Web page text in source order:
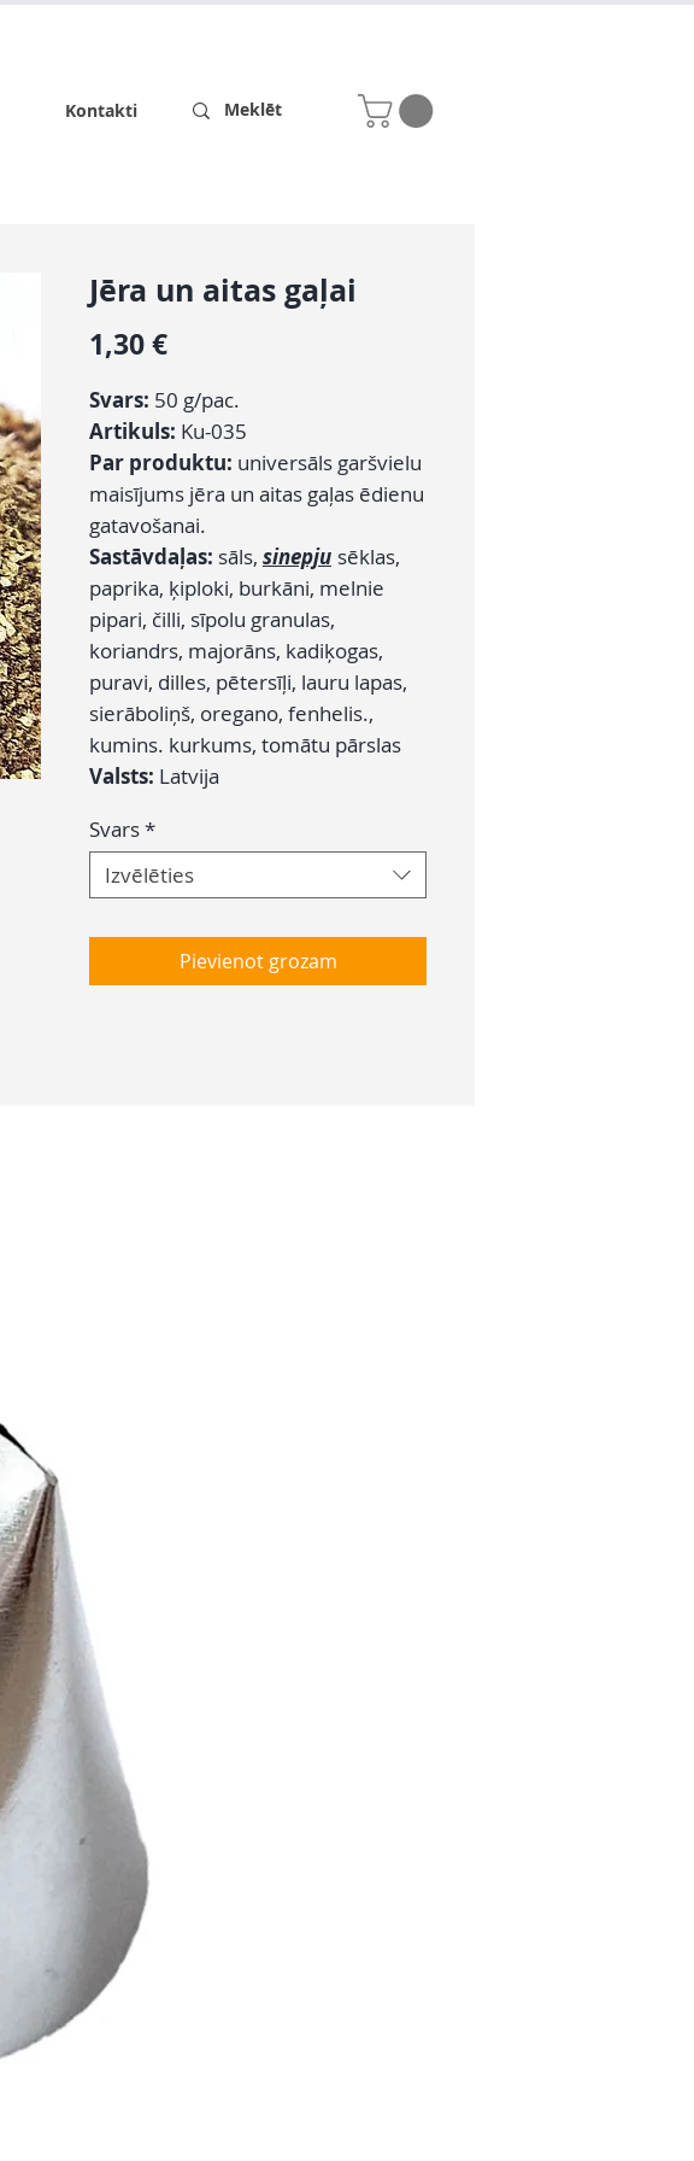
Kontakti
Jēra un aitas gaļai
1,30 €Cena
Svars: 50 g/pac.
Artikuls: Ku-035
Par produktu: universāls garšvielu
maisījums jēra un aitas gaļas ēdienu
gatavošanai.
Sastāvdaļas: sāls, sinepju sēklas,
paprika, ķiploki, burkāni, melnie
pipari, čilli, sīpolu granulas,
koriandrs, majorāns, kadiķogas,
puravi, dilles, pētersīļi, lauru lapas,
sierāboliņš, oregano, fenhelis.,
kumins. kurkums, tomātu pārslas
Valsts: Latvija
Svars*
Izvēlēties
Pievienot grozam